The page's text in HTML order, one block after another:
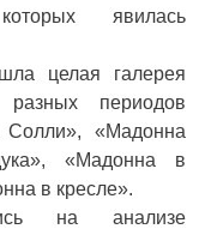
явилась
целая галерея
периодов
«Мадонна
«Мадонна в
в кресле».
на анализе